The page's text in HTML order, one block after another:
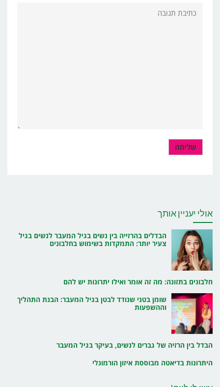
אולי יעניין אותך
הבדלים בהרזייה בין נשים בגיל המעבר לנשים בגיל
צעיר יותר: התמקדות בשימוש בחלבונים
חלבונים בתזונה: מה זה אומר ואילו יתרונות יש להם
שומן בטני שנודד לבטן בגיל המעבר: הבנת התהליך
וההשפעות
הבדל בין הרזיה של גברים לנשים, בעיקר בגיל המעבר
היתרונות בדיאטה מבוססת איזון הורמונלי